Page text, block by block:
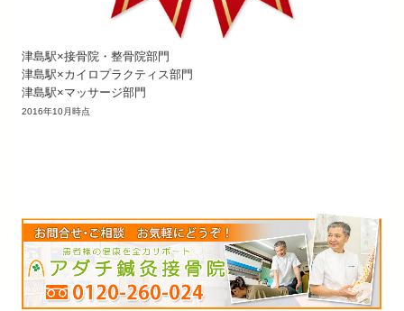
津島駅×接骨院・整骨院部門
津島駅×カイロプラクティス部門
津島駅×マッサージ部門
2016年10月時点